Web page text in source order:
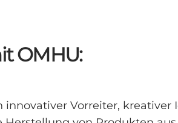
OMHU:
Vorreiter,